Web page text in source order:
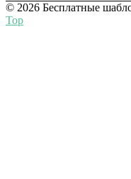
© 2026 Бесплатные
Top